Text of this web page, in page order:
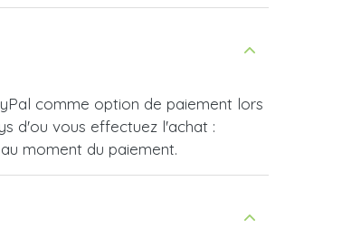
comme option de paiement lors
d'ou vous effectuez l'achat :
moment du paiement.